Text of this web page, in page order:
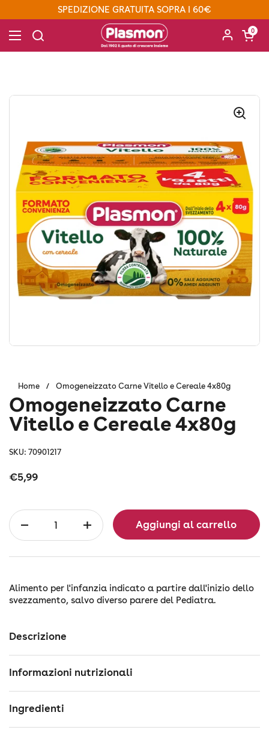
Passa ai contenutiSPEDIZIONE GRATUITA SOPRA I 60€
Apri menu
Apri
0
Home / Omogeneizzato Carne Vitello e Cereale 4x80g
Omogeneizzato Carne
Vitello e Cereale 4x80g
SKU: 70901217
Prezzo:
€5,99
Quantità
Aggiungi al carrello
Alimento per l'infanzia indicato a partire dall'inizio dello
svezzamento, salvo diverso parere del Pediatra.
Descrizione
Informazioni nutrizionali
Ingredienti